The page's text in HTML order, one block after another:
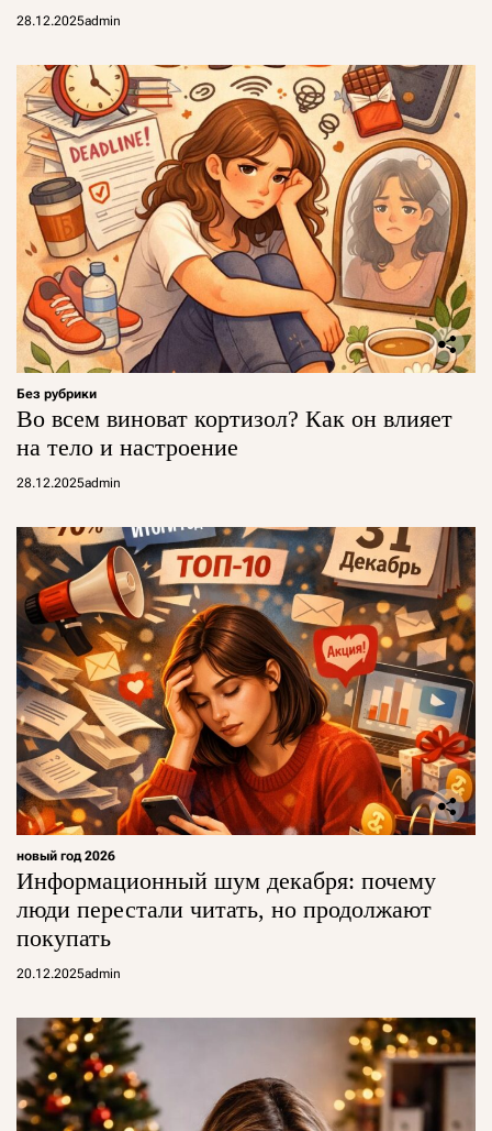
28.12.2025admin
Без рубрики
Во всем виноват кортизол? Как он влияет
на тело и настроение
28.12.2025admin
новый год 2026
Информационный шум декабря: почему
люди перестали читать, но продолжают
покупать
20.12.2025admin